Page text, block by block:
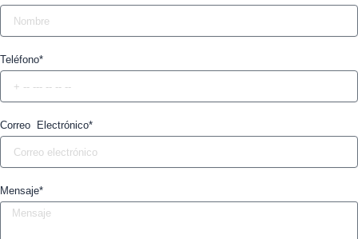
Teléfono*
Correo Electrónico*
Mensaje*